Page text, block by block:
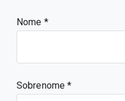
Nome
Sobrenome